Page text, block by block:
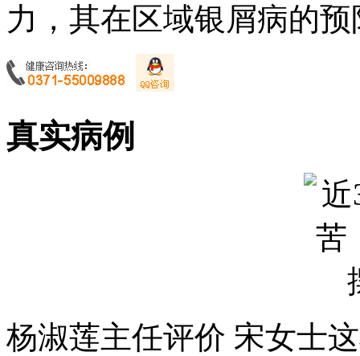
力，其在区域银屑病的
真实病例
杨淑莲主任评价 宋女士